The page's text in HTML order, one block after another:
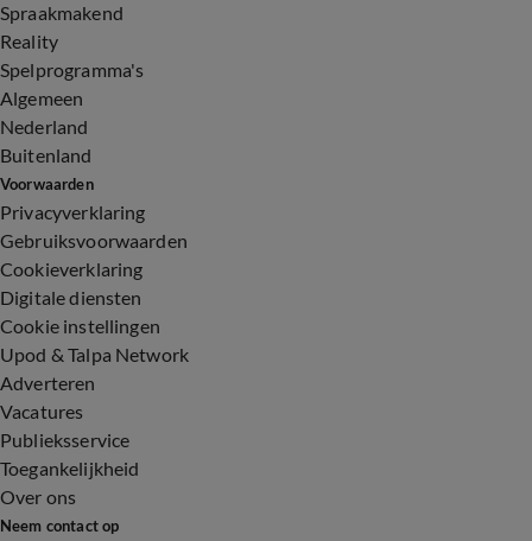
Spraakmakend
Reality
Spelprogramma's
Algemeen
Nederland
Buitenland
Voorwaarden
Privacyverklaring
Gebruiksvoorwaarden
Cookieverklaring
Digitale diensten
Cookie instellingen
Upod & Talpa Network
Adverteren
Vacatures
Publieksservice
Toegankelijkheid
Over ons
Neem contact op